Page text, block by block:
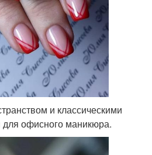
и классическими
для офисного маникюра.